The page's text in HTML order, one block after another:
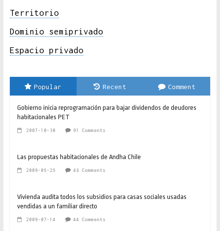
Territorio
Dominio semiprivado
Espacio privado
Popular Recent Comment
Gobierno inicia reprogramación para bajar dividendos de deudores
habitacionales PET
2007-10-30 91 Comments
Las propuestas habitacionales de Andha Chile
2009-06-26 48 Comments
Vivienda audita todos los subsidios para casas sociales usadas
vendidas a un familiar directo
2009-07-14 44 Comments